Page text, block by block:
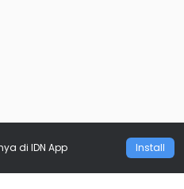
di IDN App Install